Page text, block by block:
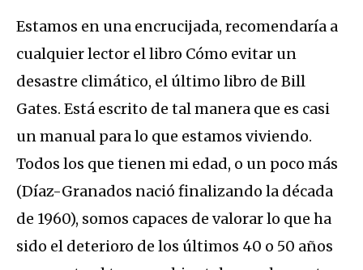
Estamos en una encrucijada, recomendaría a
cualquier lector el libro Cómo evitar un
desastre climático, el último libro de Bill
Gates. Está escrito de tal manera que es casi
un manual para lo que estamos viviendo.
Todos los que tienen mi edad, o un poco más
(Díaz-Granados nació finalizando la década
de 1960), somos capaces de valorar lo que ha
sido el deterioro de los últimos 40 o 50 años